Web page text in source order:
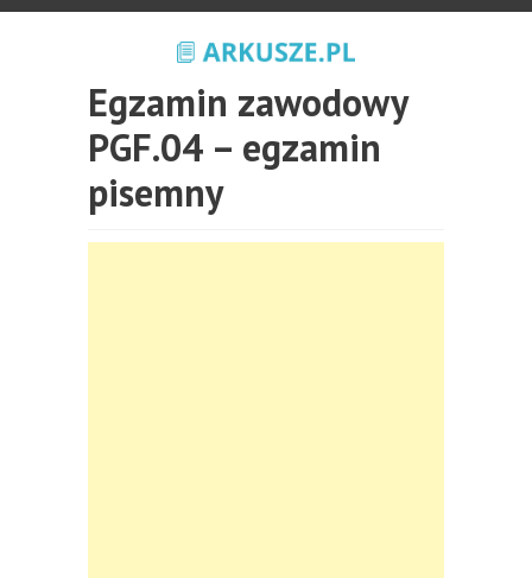
Egzamin zawodowy
PGF.04 – egzamin
pisemny